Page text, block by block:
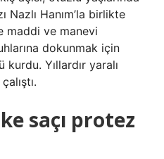
Nazlı Hanım’la birlikte
maddi ve manevi
dokunmak için
kurdu. Yıllardır yaralı
saçı protez